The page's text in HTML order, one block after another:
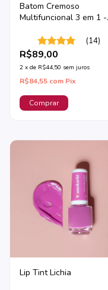
Batom Cremoso
Multifuncional 3 em 1 -
(14)
R$89,00
2 x de R$44,50 sem juros
R$84,55 com Pix
Lip Tint Lichia